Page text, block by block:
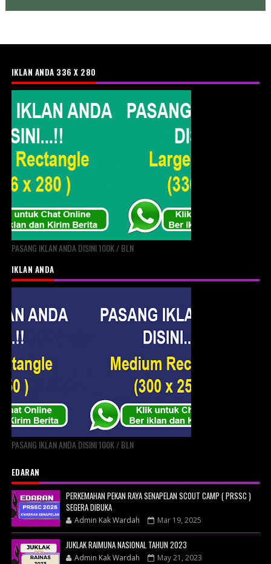
IKLAN ANDA 336 X 280
PASANG IKLAN ANDA DISINI 100K / BLN
IKLAN ANDA
PASANG IKLAN ANDA DISINI 100K / BLN
EDARAN
PERKEMAHAN PEKAN RAYA SENAPELAN SCOUT CAMP ( PRSSC )
SEGERA DIBUKA
Admin Kak Wardah Mar 19, 2025
JUKLAK RAIMUNA NASIONAL TAHUN 2023
Admin Kak Wardah May 21, 2023